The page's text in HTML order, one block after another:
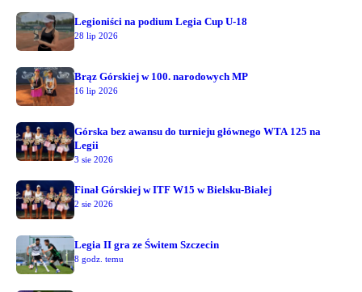
Legioniści na podium Legia Cup U-18
28 lip 2026
Brąz Górskiej w 100. narodowych MP
16 lip 2026
Górska bez awansu do turnieju głównego WTA 125 na
Legii
3 sie 2026
Finał Górskiej w ITF W15 w Bielsku-Białej
2 sie 2026
Legia II gra ze Świtem Szczecin
8 godz. temu